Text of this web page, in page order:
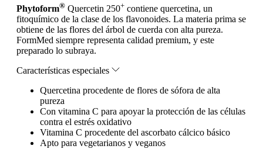
Phytoform® Quercetin 250+ contiene quercetina, un
fitoquímico de la clase de los flavonoides. La materia prima se
obtiene de las flores del árbol de cuerda con alta pureza.
FormMed siempre representa calidad premium, y este
preparado lo subraya.
Características especiales
Quercetina procedente de flores de sófora de alta
pureza
Con vitamina C para apoyar la protección de las células
contra el estrés oxidativo
Vitamina C procedente del ascorbato cálcico básico
Apto para vegetarianos y veganos